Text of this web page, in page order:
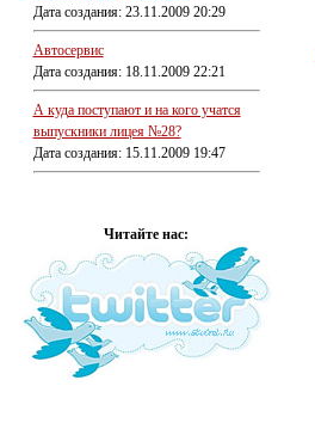
Дата создания: 23.11.2009 20:29
Автосервис
Дата создания: 18.11.2009 22:21
А куда поступают и на кого учатся
выпускники лицея №28?
Дата создания: 15.11.2009 19:47
Читайте нас: